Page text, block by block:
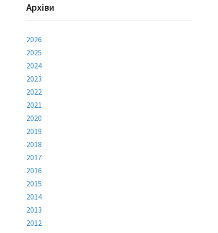
Архіви
2026
2025
2024
2023
2022
2021
2020
2019
2018
2017
2016
2015
2014
2013
2012